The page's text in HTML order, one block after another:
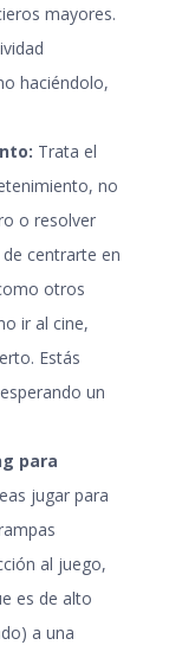
mayores.
haciéndolo,
Trata el
no
o resolver
centrarte en
otros
ir al cine,
Estás
un
para
jugar para
al juego,
es de alto
a una